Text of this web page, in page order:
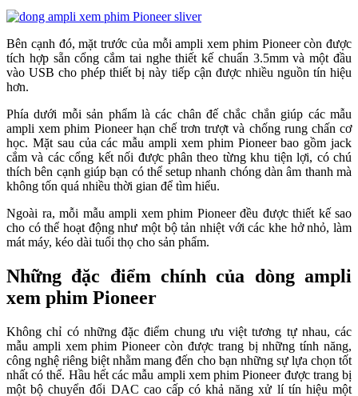
Bên cạnh đó, mặt trước của mỗi ampli xem phim Pioneer còn được
tích hợp sẵn cổng cắm tai nghe thiết kế chuẩn 3.5mm và một đầu
vào USB cho phép thiết bị này tiếp cận được nhiều nguồn tín hiệu
hơn.
Phía dưới mỗi sản phẩm là các chân đế chắc chắn giúp các mẫu
ampli xem phim Pioneer hạn chế trơn trượt và chống rung chấn cơ
học. Mặt sau của các mẫu ampli xem phim Pioneer bao gồm jack
cắm và các cổng kết nối được phân theo từng khu tiện lợi, có chú
thích bên cạnh giúp bạn có thể setup nhanh chóng dàn âm thanh mà
không tốn quá nhiều thời gian để tìm hiểu.
Ngoài ra, mỗi mẫu ampli xem phim Pioneer đều được thiết kế sao
cho có thể hoạt động như một bộ tản nhiệt với các khe hở nhỏ, làm
mát máy, kéo dài tuổi thọ cho sản phẩm.
Những đặc điểm chính của dòng ampli
xem phim Pioneer
Không chỉ có những đặc điểm chung ưu việt tương tự nhau, các
mẫu ampli xem phim Pioneer còn được trang bị những tính năng,
công nghệ riêng biệt nhằm mang đến cho bạn những sự lựa chọn tốt
nhất có thể. Hầu hết các mẫu ampli xem phim Pioneer được trang bị
một bộ chuyển đổi DAC cao cấp có khả năng xử lí tín hiệu một